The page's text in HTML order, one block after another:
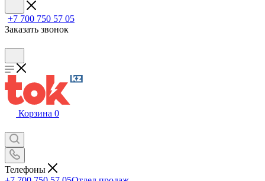
+7 700 750 57 05
Заказать звонок
Корзина 0
Телефоны